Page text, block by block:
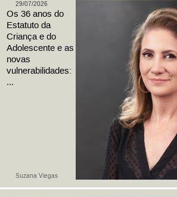
Suzana Viegas
29/07/2026
Os 36 anos do
Estatuto da
Criança e do
Adolescente e as
novas
vulnerabilidades:
...